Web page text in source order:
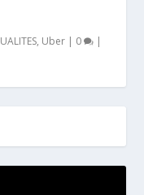
, Uber | 0 |